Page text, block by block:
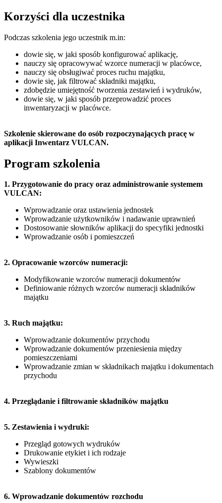
Korzyści dla uczestnika
Podczas szkolenia jego uczestnik m.in:
dowie się, w jaki sposób konfigurować aplikację,
nauczy się opracowywać wzorce numeracji w placówce,
nauczy się obsługiwać proces ruchu majątku,
dowie się, jak filtrować składniki majątku,
zdobędzie umiejętność tworzenia zestawień i wydruków,
dowie się, w jaki sposób przeprowadzić proces
inwentaryzacji w placówce.
Szkolenie skierowane do osób rozpoczynających pracę w
aplikacji Inwentarz VULCAN.
Program szkolenia
1. Przygotowanie do pracy oraz administrowanie systemem
VULCAN:
Wprowadzanie oraz ustawienia jednostek
Wprowadzanie użytkowników i nadawanie uprawnień
Dostosowanie słowników aplikacji do specyfiki jednostki
Wprowadzanie osób i pomieszczeń
2. Opracowanie wzorców numeracji:
Modyfikowanie wzorców numeracji dokumentów
Definiowanie różnych wzorców numeracji składników
majątku
3. Ruch majątku:
Wprowadzanie dokumentów przychodu
Wprowadzanie dokumentów przeniesienia między
pomieszczeniami
Wprowadzanie zmian w składnikach majątku i dokumentach
przychodu
4. Przeglądanie i filtrowanie składników majątku
5. Zestawienia i wydruki:
Przegląd gotowych wydruków
Drukowanie etykiet i ich rodzaje
Wywieszki
Szablony dokumentów
6. Wprowadzanie dokumentów rozchodu